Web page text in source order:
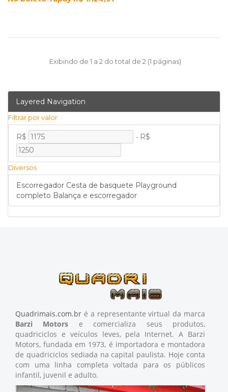
Layered Navigation
Filtrar por valor
R$ - R$
Diversos
Escorregador Cesta de basquete Playground
completo Balança e escorregador
Exibindo de 1 a 2 do total de 2 (1 páginas)
Quadrimais.com.br é a representante virtual da marca
Barzi Motors e comercializa seus produtos,
quadriciclos e veículos leves, pela Internet. A Barzi
Motors, fundada em 1973, é importadora e montadora
de quadriciclos sediada na capital paulista. Hoje conta
com uma linha completa voltada para os públicos
infantil, juvenil e adulto.